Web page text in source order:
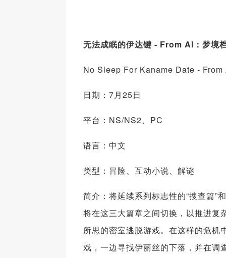
无法成眠的伊达键 - From AI：梦境
No Sleep For Kaname Date -
日期：7月25日
平台：NS/NS2、PC
语言：中文
类型：冒险、互动小说、解谜
简介：将延续系列标志性的“搜查篇”
将在这三大篇章之间切换，以推进复
所思的密室逃脱游戏。在这样的危
戏，一边寻找伊丽丝的下落，并在